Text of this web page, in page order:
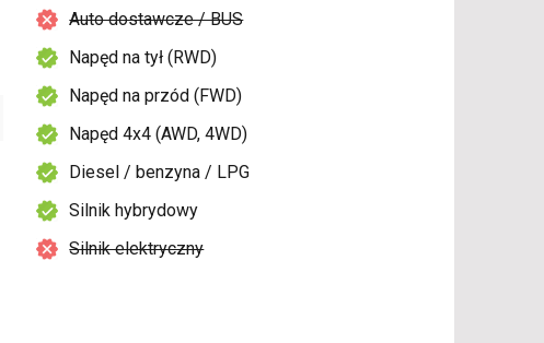
Auto dostawcze / BUS
Napęd na tył (RWD)
Napęd na przód (FWD)
Napęd 4x4 (AWD, 4WD)
Diesel / benzyna / LPG
Silnik hybrydowy
Silnik elektryczny